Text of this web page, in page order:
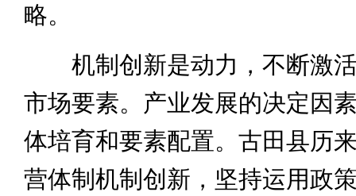
略。
机制创新是动力，不断激活
市场要素。产业发展的决定因
体培育和要素配置。古田县历
营体制机制创新，坚持运用政